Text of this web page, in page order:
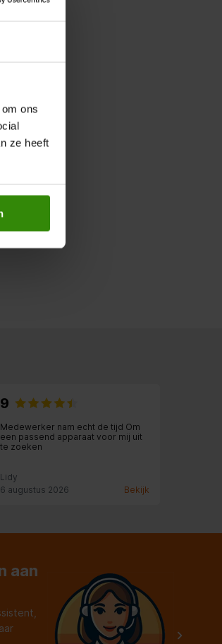
ons
ze heeft
9
Medewerker nam echt de tijd Om
een passend apparaat voor mij uit
te zoeken
Lidy
6 augustus 2026
Bekijk
aan